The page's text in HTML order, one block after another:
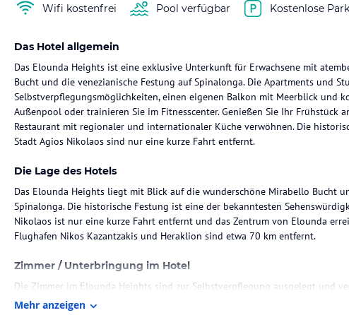
Wifi kostenfrei Pool verfügbar Kostenlose
Das Hotel allgemein
Das Elounda Heights ist eine exklusive Unterkunft für Erwachsene mit
Bucht und die venezianische Festung auf Spinalonga. Die Apartments und
Selbstverpflegungsmöglichkeiten, einen eigenen Balkon mit Meerblick und
Außenpool oder trainieren Sie im Fitnesscenter. Genießen Sie Ihr Frühstück
Restaurant mit regionaler und internationaler Küche verwöhnen. Die
Stadt Agios Nikolaos sind nur eine kurze Fahrt entfernt.
Die Lage des Hotels
Das Elounda Heights liegt mit Blick auf die wunderschöne Mirabello Bucht
Spinalonga. Die historische Festung ist eine der bekanntesten
Nikolaos ist nur eine kurze Fahrt entfernt und das Zentrum von Elounda
Flughafen Nikos Kazantzakis und Heraklion sind etwa 70 km entfernt.
Zimmer / Unterbringung im Hotel
Die Zimmer im Elounda Heights sind zur Selbstverpflegung ausgelegt und
Blick auf das Kretische Meer und die Berge. Die gut ausgestattete
Mehr anzeigen